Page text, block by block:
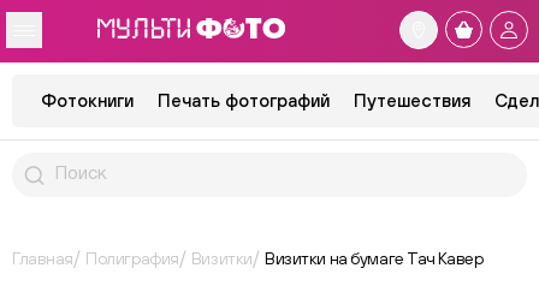
Фотокниги Печать фотографий Путешествия
Главная Полиграфия Визитки Визитки на бумаге Тач Кавер